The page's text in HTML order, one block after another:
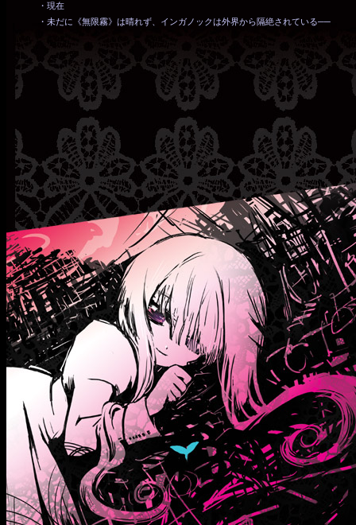
・現在
・未だに《無限霧》は晴れず、インガノックは外界から隔絶されている──